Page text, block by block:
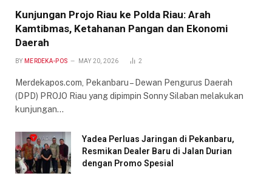
Kunjungan Projo Riau ke Polda Riau: Arah
Kamtibmas, Ketahanan Pangan dan Ekonomi
Daerah
BY MERDEKA-POS MAY 20, 2026 2
Merdekapos.com, Pekanbaru – Dewan Pengurus Daerah
(DPD) PROJO Riau yang dipimpin Sonny Silaban melakukan
kunjungan…
Yadea Perluas Jaringan di Pekanbaru,
Resmikan Dealer Baru di Jalan Durian
dengan Promo Spesial